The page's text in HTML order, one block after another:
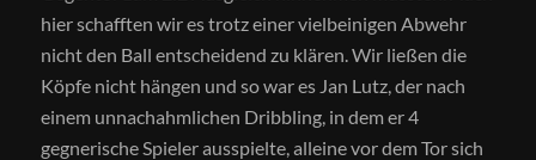
hier schafften wir es trotz einer vielbeinigen Abwehr
nicht den Ball entscheidend zu klären. Wir ließen die
Köpfe nicht hängen und so war es Jan Lutz, der nach
einem unnachahmlichen Dribbling, in dem er 4
gegnerische Spieler ausspielte, alleine vor dem Tor sich